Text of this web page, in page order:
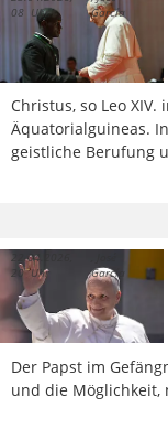
Christus, so Leo
Äquatorialguineas.
geistliche Berufung
08 Uhr
García
Der Papst im
und die Möglichkeit,
22.04.2026,
20 Uhr
García